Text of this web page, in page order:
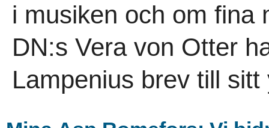
i musiken och om fina
DN:s Vera von Otter
Lampenius brev till